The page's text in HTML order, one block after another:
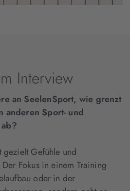
Interview
an SeelenSport, wie grenzt
anderen Sport- und
gezielt Gefühle und
Fokus in einem Training
oder in der